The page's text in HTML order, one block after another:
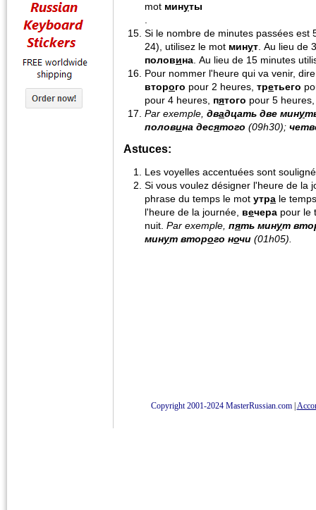
mot минуты
.
Si le nombre de minutes passées est
24), utilisez le mot минут. Au lieu de
половина. Au lieu de 15 minutes
Pour nommer l'heure qui va venir,
второго pour 2 heures, третьего
pour 4 heures, пятого pour 5
Par exemple, двадцать две мину
половина десятого (09h30);
Astuces:
Les voyelles accentuées sont
Si vous voulez désigner l'heure de la
phrase du temps le mot утра le
l'heure de la journée, вечера pour le
nuit. Par exemple, пять минут
минут второго ночи (01h05).
Copyright 2001-2024 MasterRussian.com|